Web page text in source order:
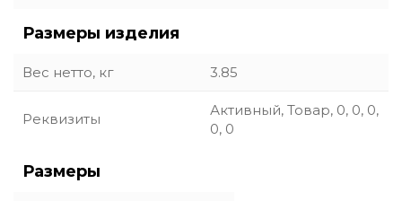
Размеры изделия
Вес нетто, кг 3.85
Реквизиты
Активный, Товар, 0, 0, 0,
0, 0
Размеры